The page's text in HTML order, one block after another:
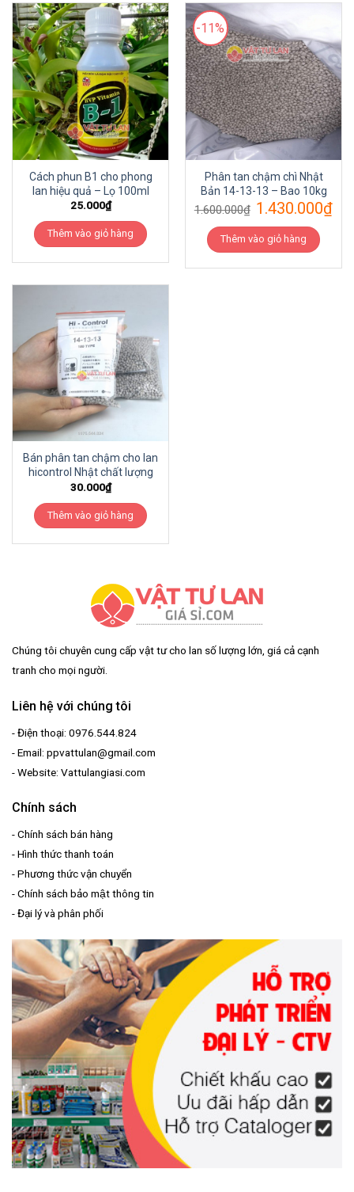
Cách phun B1 cho phong
lan hiệu quả – Lọ 100ml
25.000₫
Thêm vào giỏ hàng
-11%
Phân tan chậm chì Nhật
Bản 14-13-13 – Bao 10kg
1.600.000₫ 1.430.000₫
Thêm vào giỏ hàng
Bán phân tan chậm cho lan
hicontrol Nhật chất lượng
30.000₫
Thêm vào giỏ hàng
Chúng tôi chuyên cung cấp vật tư cho lan số lượng lớn, giá cả cạnh
tranh cho mọi người.
Liên hệ với chúng tôi
- Điện thoại: 0976.544.824
- Email: ppvattulan@gmail.com
- Website: Vattulangiasi.com
Chính sách
-Chính sách bán hàng
-Hình thức thanh toán
-Phương thức vận chuyển
-Chính sách bảo mật thông tin
-Đại lý và phân phối